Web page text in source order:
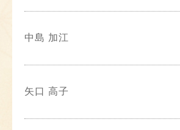
中島 加江
矢口 高子